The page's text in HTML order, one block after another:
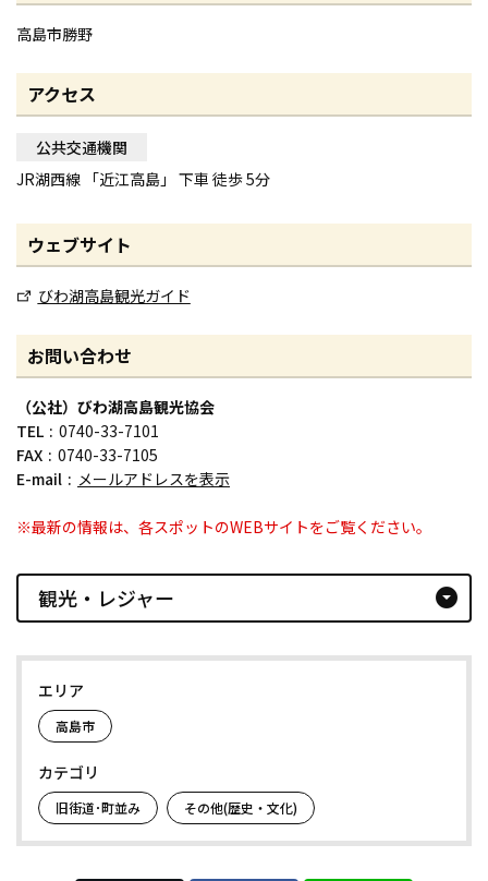
高島市勝野
アクセス
公共交通機関
JR湖西線 「近江高島」 下車 徒歩 5分
ウェブサイト
びわ湖高島観光ガイド
お問い合わせ
（公社）びわ湖高島観光協会
TEL
0740-33-7101
FAX
0740-33-7105
E-mail
メールアドレスを表示
※最新の情報は、各スポットのWEBサイトをご覧ください。
観光・レジャー arrow_drop_down_circle
エリア
高島市
カテゴリ
旧街道･町並み その他(歴史・文化)